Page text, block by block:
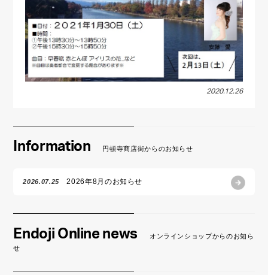
2020.12.26
Information 円頓寺商店街からのお知らせ
2026.07.252026年8月のお知らせ
Endoji Online news
オンラインショップからのお知ら
せ